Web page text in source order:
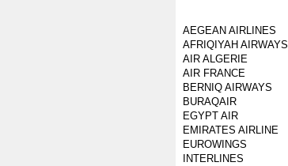
AEGEAN AIRLINES
AFRIQIYAH AIRWAYS
AIR ALGERIE
AIR FRANCE
BERNIQ AIRWAYS
BURAQAIR
EGYPT AIR
EMIRATES AIRLINE
EUROWINGS
INTERLINES